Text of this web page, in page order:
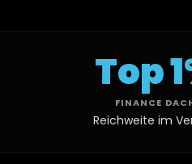
Top
FINANCE
Reichweite im